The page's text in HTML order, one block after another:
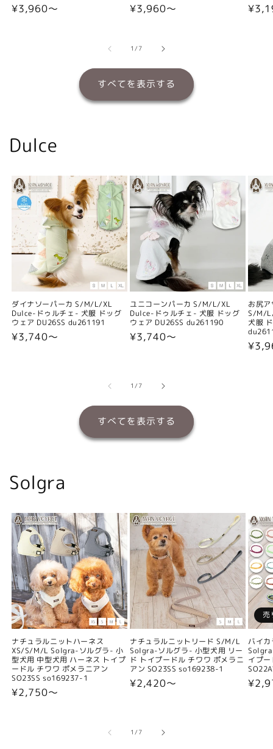
通
¥3,960〜
通
格
¥3,960〜
通
1/の
7
すべてを表示する
Dulce
ダイナソーパーカ S/M/L/XL
Dulce-ドゥルチェ- 犬服 ドッグ
ウェア DU26SS du261191
通
¥3,740〜
ユニコーンパーカ S/M/L/XL
Dulce-ドゥルチェ- 犬服 ドッグ
ウェア DU26SS du261190
通
¥3,740〜
お尻
S/M/
犬服
通
1/の
7
すべてを表示する
Solgra
ナチュラルニットハーネス
XS/S/M/L Solgra-ソルグラ- 小
型犬用 中型犬用 ハーネス トイプ
ードル チワワ ポメラニアン
SO23SS so169237-1
通
¥2,750〜
ナチュラルニットリード S/M/L
Solgra-ソルグラ- 小型犬用 リー
ド トイプードル チワワ ポメラニ
アン SO23SS so169238-1
通
¥2,420〜
売
バイ
イプ
通
1/の
7